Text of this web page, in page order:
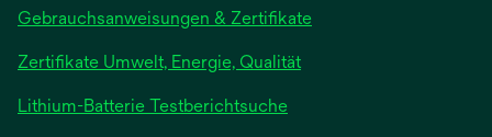
Gebrauchsanweisungen & Zertifikatewird
Zertifikate Umwelt, Energie, Qualität
Lithium-Batterie Testberichtsuchewird